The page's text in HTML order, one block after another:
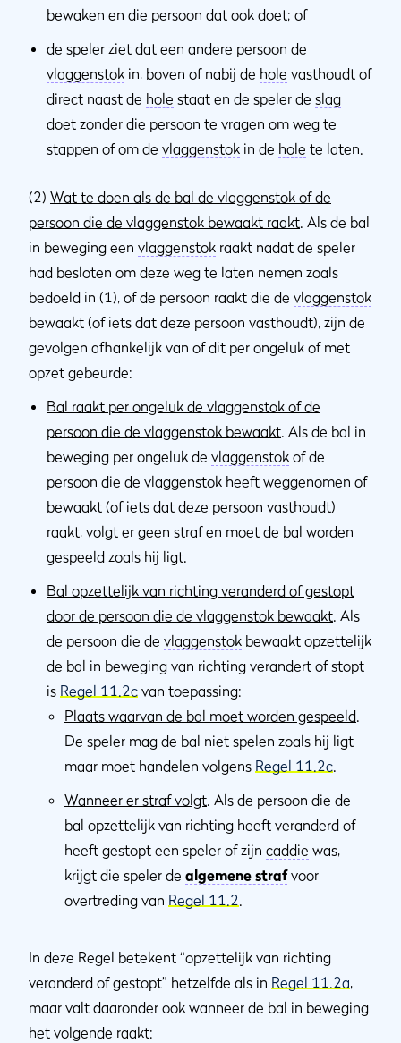
bewaken en die persoon dat ook doet; of
de speler ziet dat een andere persoon de
vlaggenstok in, boven of nabij de hole vasthoudt of
direct naast de hole staat en de speler de slag
doet zonder die persoon te vragen om weg te
stappen of om de vlaggenstok in de hole te laten.
(2) Wat te doen als de bal de vlaggenstok of de
persoon die de vlaggenstok bewaakt raakt. Als de bal
in beweging een vlaggenstok raakt nadat de speler
had besloten om deze weg te laten nemen zoals
bedoeld in (1), of de persoon raakt die de vlaggenstok
bewaakt (of iets dat deze persoon vasthoudt), zijn de
gevolgen afhankelijk van of dit per ongeluk of met
opzet gebeurde:
Bal raakt per ongeluk de vlaggenstok of de
persoon die de vlaggenstok bewaakt. Als de bal in
beweging per ongeluk de vlaggenstok of de
persoon die de vlaggenstok heeft weggenomen of
bewaakt (of iets dat deze persoon vasthoudt)
raakt, volgt er geen straf en moet de bal worden
gespeeld zoals hij ligt.
Bal opzettelijk van richting veranderd of gestopt
door de persoon die de vlaggenstok bewaakt. Als
de persoon die de vlaggenstok bewaakt opzettelijk
de bal in beweging van richting verandert of stopt
is Regel 11.2c van toepassing:
Plaats waarvan de bal moet worden gespeeld.
De speler mag de bal niet spelen zoals hij ligt
maar moet handelen volgens Regel 11.2c.
Wanneer er straf volgt. Als de persoon die de
bal opzettelijk van richting heeft veranderd of
heeft gestopt een speler of zijn caddie was,
krijgt die speler de algemene strafvoor
overtreding van Regel 11.2.
In deze Regel betekent “opzettelijk van richting
veranderd of gestopt” hetzelfde als in Regel 11.2a,
maar valt daaronder ook wanneer de bal in beweging
het volgende raakt: